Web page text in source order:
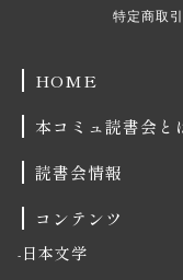
特定商取
HOME
本コミュ読書会と
読書会情報
コンテンツ
日本文学